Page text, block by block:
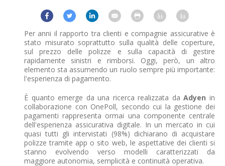
Per anni il rapporto tra clienti e compagnie assicurative è
stato misurato soprattutto sulla qualità delle coperture,
sul prezzo delle polizze e sulla capacità di gestire
rapidamente sinistri e rimborsi. Oggi, però, un altro
elemento sta assumendo un ruolo sempre più importante:
l'esperienza di pagamento.
È quanto emerge da una ricerca realizzata daAdyenin
collaborazione con OnePoll, secondo cui la gestione dei
pagamenti rappresenta ormai una componente centrale
dell'esperienza assicurativa digitale. In un mercato in cui
quasi tutti gli intervistati (98%) dichiarano di acquistare
polizze tramite app o sito web, le aspettative dei clienti si
stanno evolvendo verso modelli caratterizzati da
maggiore autonomia, semplicità e continuità operativa.